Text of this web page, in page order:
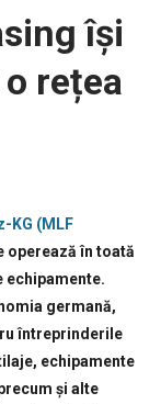
își
rețea
KG (MLF
operează în toată
echipamente.
germană,
întreprinderile
echipamente
și alte